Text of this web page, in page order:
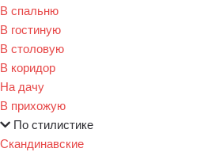
В спальню
В гостиную
В столовую
В коридор
На дачу
В прихожую
По стилистике
Скандинавские